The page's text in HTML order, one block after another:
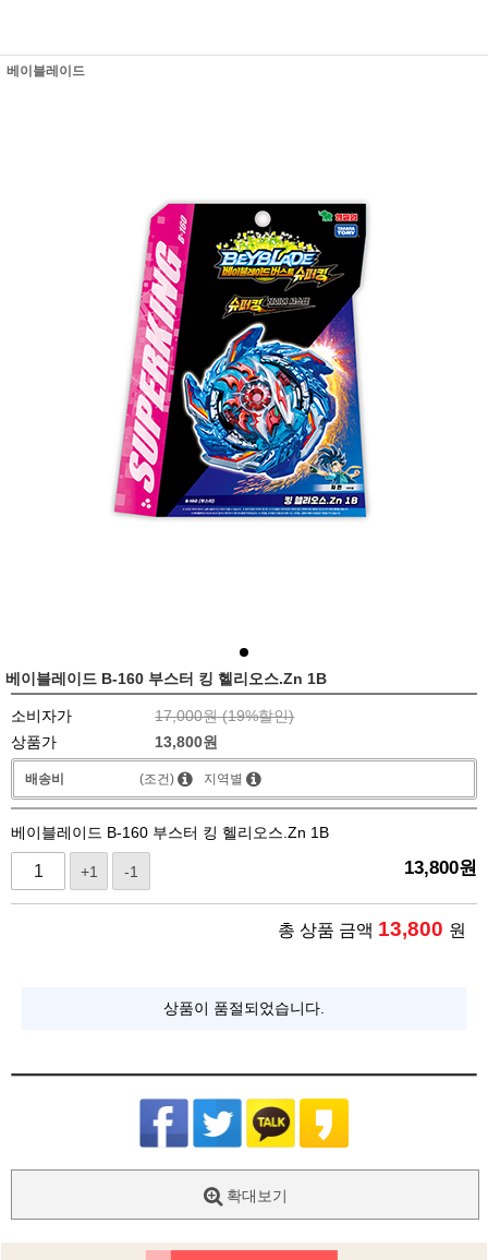
베이블레이드
베이블레이드 B-160 부스터 킹 헬리오스.Zn 1B
소비자가 17,000원 (19%할인)
상품가
13,800원
배송비 (조건) 지역별
베이블레이드 B-160 부스터 킹 헬리오스.Zn 1B
+1 -1 13,800원
총 상품 금액 13,800 원
상품이 품절되었습니다.
확대보기